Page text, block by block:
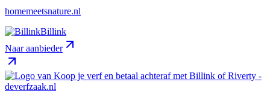
homemeetsnature.nl
Billink
Naar aanbieder